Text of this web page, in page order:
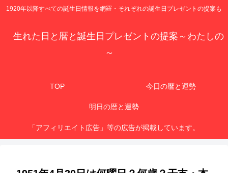
1920年以降すべての誕生日情報を網羅・それぞれの誕生日プレゼントの提案も
生れた日と暦と誕生日プレゼントの提案～わたしの
～
TOP 今日の暦と運勢
明日の暦と運勢
「アフィリエイト広告」等の広告が掲載しています。